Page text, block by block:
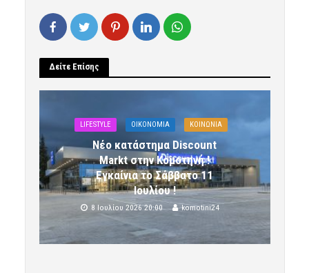
Δείτε Επίσης
LIFESTYLE OIKONOMIA ΚΟΙΝΩΝΙΑ
Νέο κατάστημα Discount
Markt στην Κομοτηνή !
Εγκαίνια το Σάββατο 11
Ιουλίου !
8 Ιουλίου 2026 20:00 komotini24